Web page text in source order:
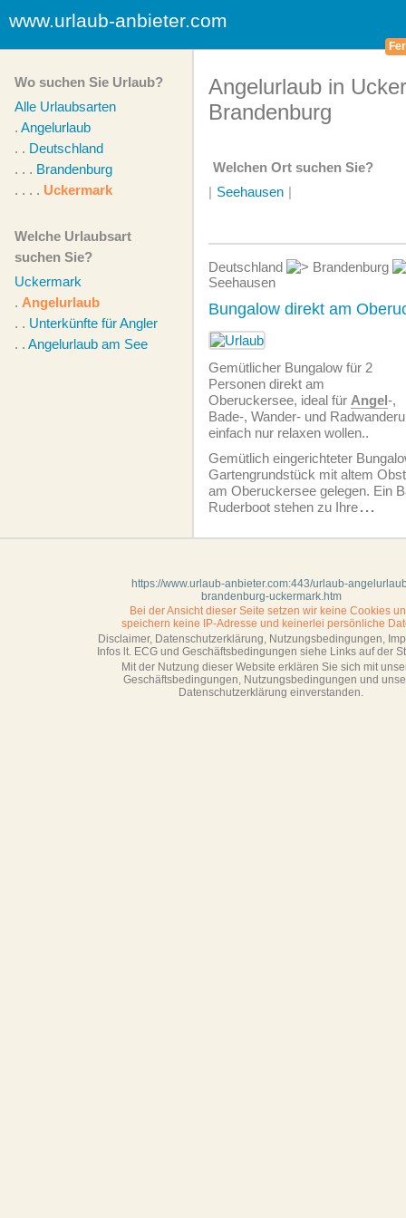
www.urlaub-anbieter.com
Wo suchen Sie Urlaub?
Alle Urlaubsarten
. Angelurlaub
. . Deutschland
. . . Brandenburg
. . . . Uckermark
Welche Urlaubsart
suchen Sie?
Uckermark
. Angelurlaub
. . Unterkünfte für Angler
. . Angelurlaub am See
Angelurlaub in
Brandenburg
Welchen Ort suchen Sie?
| Seehausen |
Deutschland
Brandenburg
Seehausen
Bungalow direkt am
Gemütlicher Bungalow für 2
Personen direkt am
Oberuckersee, ideal für Angel-,
Bade-, Wander- und
einfach nur relaxen wollen..
Gemütlich eingerichteter
Gartengrundstück mit altem
am Oberuckersee gelegen. Ein
Ruderboot stehen zu Ihre...
https://www.urlaub-anbieter.com:443/urlaub-
brandenburg-uckermark.htm
Bei der Ansicht dieser Seite setzen wir keine Cookies
speichern keine IP-Adresse und keinerlei persönliche
Disclaimer, Datenschutzerklärung, Nutzungsbedingungen,
Infos lt. ECG und Geschäftsbedingungen siehe Links auf der
Mit der Nutzung dieser Website erklären Sie sich mit
Geschäftsbedin­gungen, Nutzungsbedingungen und
Datenschutzerklärung einverstanden.